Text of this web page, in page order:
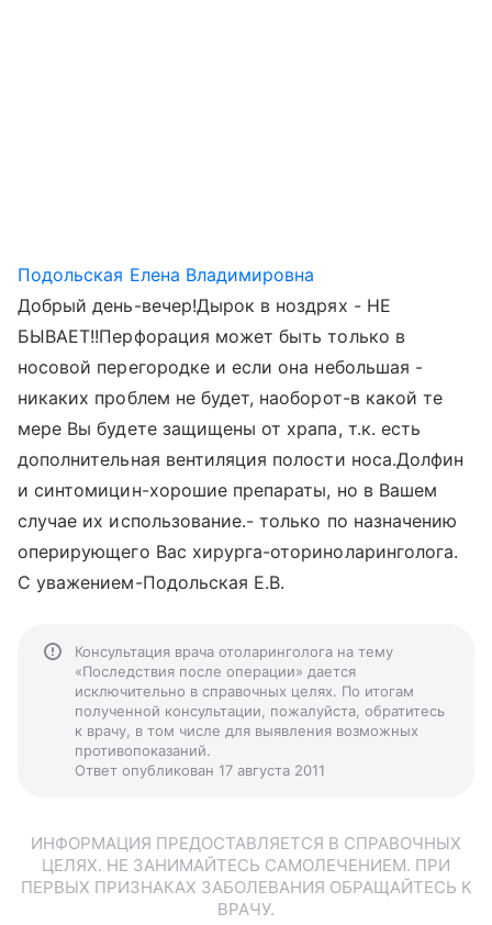
Подольская Елена Владимировна
Добрый день-вечер!Дырок в ноздрях - НЕ
БЫВАЕТ!!Перфорация может быть только в
носовой перегородке и если она небольшая -
никаких проблем не будет, наоборот-в какой те
мере Вы будете защищены от храпа, т.к. есть
дополнительная вентиляция полости носа.Долфин
и синтомицин-хорошие препараты, но в Вашем
случае их использование.- только по назначению
оперирующего Вас хирурга-оториноларинголога.
С уважением-Подольская Е.В.
Консультация врача отоларинголога на тему
«Последствия после операции» дается
исключительно в справочных целях. По итогам
полученной консультации, пожалуйста, обратитесь
к врачу, в том числе для выявления возможных
противопоказаний.
Ответ опубликован 17 августа 2011
ИНФОРМАЦИЯ ПРЕДОСТАВЛЯЕТСЯ В СПРАВОЧНЫХ
ЦЕЛЯХ. НЕ ЗАНИМАЙТЕСЬ САМОЛЕЧЕНИЕМ. ПРИ
ПЕРВЫХ ПРИЗНАКАХ ЗАБОЛЕВАНИЯ ОБРАЩАЙТЕСЬ К
ВРАЧУ.